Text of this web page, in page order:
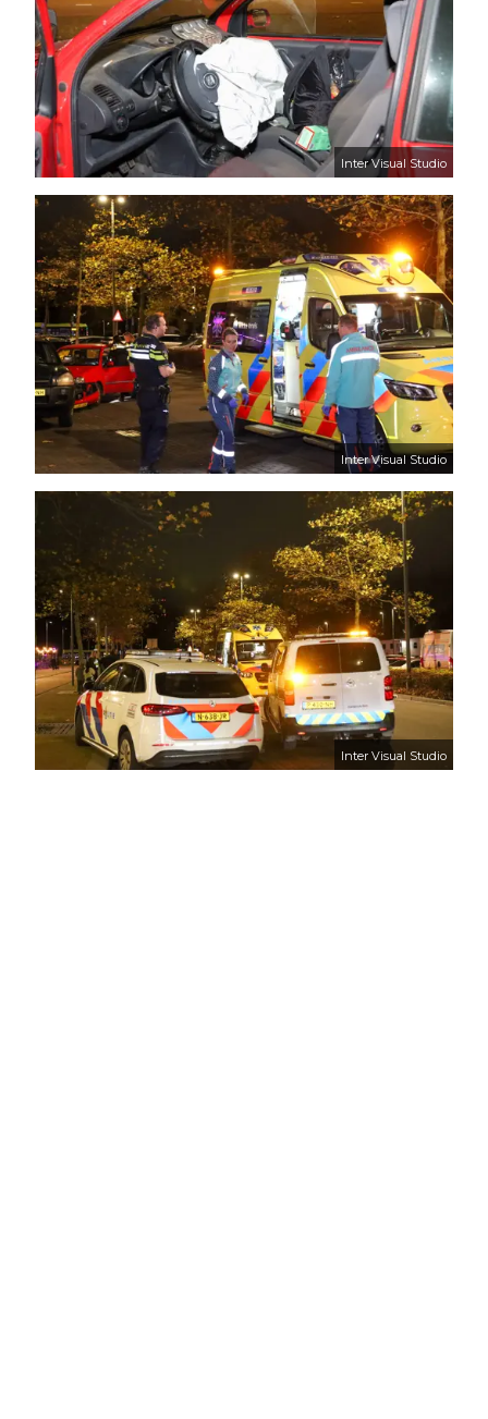
Inter Visual Studio
Inter Visual Studio
Inter Visual Studio